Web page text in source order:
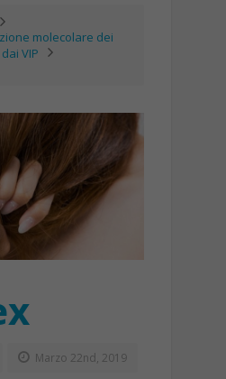
molecolare dei
VIP
Marzo 22nd, 2019